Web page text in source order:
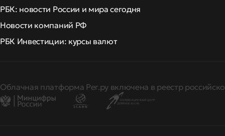
РБК: новости России и мира сегодня
Новости компаний РФ
РБК Инвестиции: курсы валют
Облачная платформа Рег.ру включена в реестр